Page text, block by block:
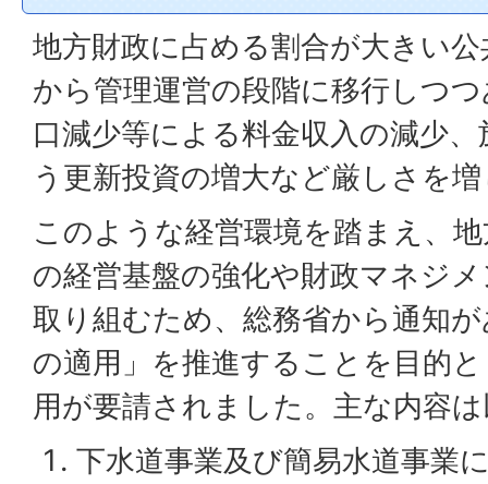
地方財政に占める割合が大きい
から管理運営の段階に移行しつ
口減少等による料金収入の減少
う更新投資の増大など厳しさを
このような経営環境を踏まえ、
の経営基盤の強化や財政マネジ
取り組むため、総務省から通知
の適用」を推進することを目的
用が要請されました。主な内容
下水道事業及び簡易水道事業